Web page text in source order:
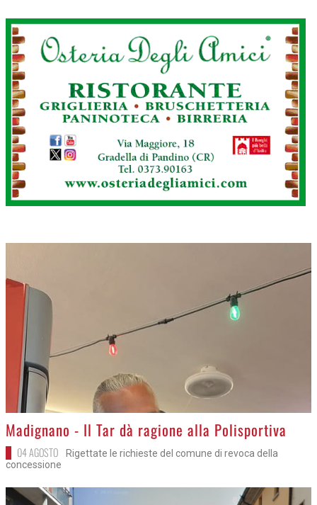
>Madignano - Il Tar dà ragione alla Polisportiva
04 AGOSTO
Rigettate le richieste del comune di revoca della
concessione